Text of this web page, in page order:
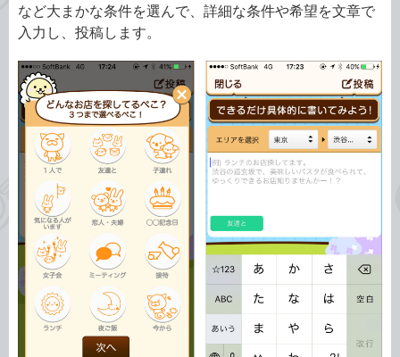
など大まかな条件を選んで、詳細な条件や希望を文章で
入力し、投稿します。